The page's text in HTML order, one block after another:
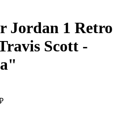
Jordan 1 Retro
Scott -